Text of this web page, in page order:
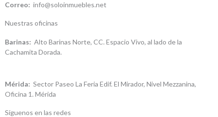
Correo: info@soloinmuebles.net
Nuestras oficinas
Barinas: Alto Barinas Norte, CC. Espacio Vivo, al lado de la
Cachamita Dorada.
Mérida: Sector Paseo La Feria Edif. El Mirador, Nivel Mezzanina,
Oficina 1. Mérida
Síguenos en las redes